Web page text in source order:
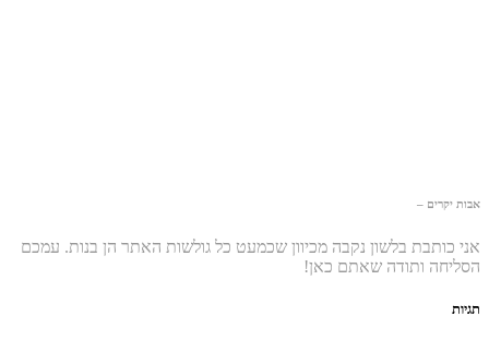
אבות יקרים –
אני כותבת בלשון נקבה מכיוון שכמעט כל גולשות האתר הן בנות. עמכם
הסליחה ותודה שאתם כאן!
תגיות